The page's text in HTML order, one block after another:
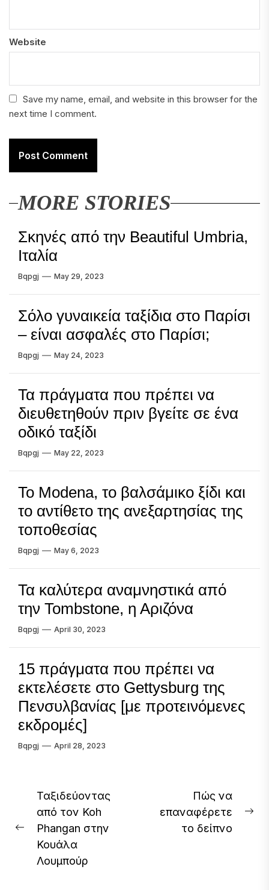
Website
Save my name, email, and website in this browser for the
next time I comment.
MORE STORIES
Σκηνές από την Beautiful Umbria,
Ιταλία
Bqpgj May 29, 2023
Σόλο γυναικεία ταξίδια στο Παρίσι
– είναι ασφαλές στο Παρίσι;
Bqpgj May 24, 2023
Τα πράγματα που πρέπει να
διευθετηθούν πριν βγείτε σε ένα
οδικό ταξίδι
Bqpgj May 22, 2023
Το Modena, το βαλσάμικο ξίδι και
το αντίθετο της ανεξαρτησίας της
τοποθεσίας
Bqpgj May 6, 2023
Τα καλύτερα αναμνηστικά από
την Tombstone, η Αριζόνα
Bqpgj April 30, 2023
15 πράγματα που πρέπει να
εκτελέσετε στο Gettysburg της
Πενσυλβανίας [με προτεινόμενες
εκδρομές]
Bqpgj April 28, 2023
Post
navigation
Previous
post:
Ταξιδεύοντας
από τον Koh
Phangan στην
Κουάλα
Λουμπούρ
Πώς να
επαναφέρετε
το δείπνο